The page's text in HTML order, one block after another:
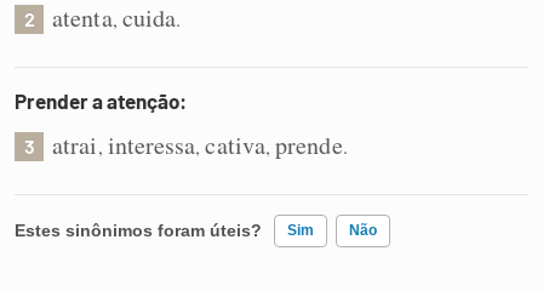
Caça-palavras
2 atenta, cuida.
Prender a atenção:
3 atrai, interessa,cativa,prende.
Estes sinônimos foram úteis? Sim Não